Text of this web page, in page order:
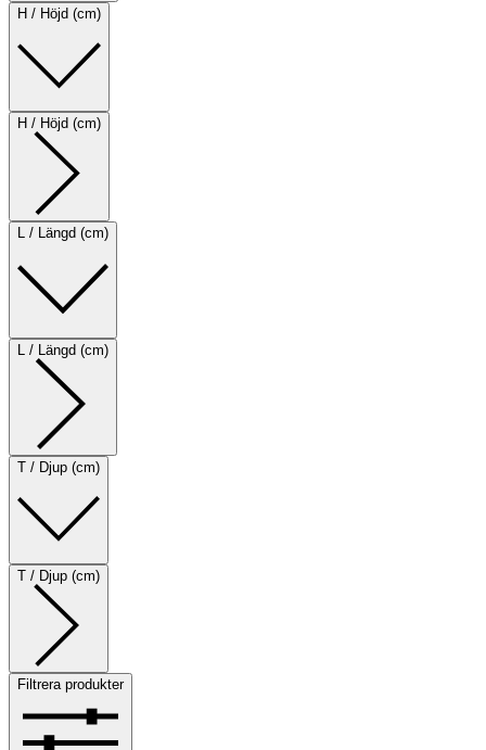
H / Höjd (cm)
H / Höjd (cm)
L / Längd (cm)
L / Längd (cm)
T / Djup (cm)
T / Djup (cm)
Filtrera produkter